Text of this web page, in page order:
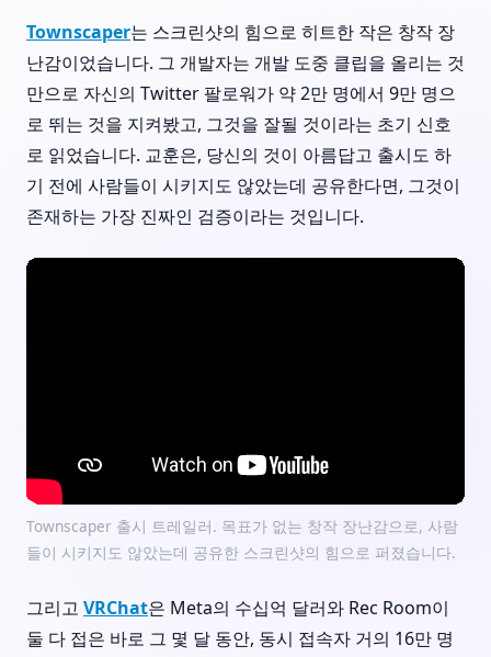
Townscaper는 스크린샷의 힘으로 히트한 작은 창작 장
난감이었습니다. 그 개발자는 개발 도중 클립을 올리는 것
만으로 자신의 Twitter 팔로워가 약 2만 명에서 9만 명으
로 뛰는 것을 지켜봤고, 그것을 잘될 것이라는 초기 신호
로 읽었습니다. 교훈은, 당신의 것이 아름답고 출시도 하
기 전에 사람들이 시키지도 않았는데 공유한다면, 그것이
존재하는 가장 진짜인 검증이라는 것입니다.
Townscaper 출시 트레일러. 목표가 없는 창작 장난감으로, 사람
들이 시키지도 않았는데 공유한 스크린샷의 힘으로 퍼졌습니다.
그리고 VRChat은 Meta의 수십억 달러와 Rec Room이
둘 다 접은 바로 그 몇 달 동안, 동시 접속자 거의 16만 명